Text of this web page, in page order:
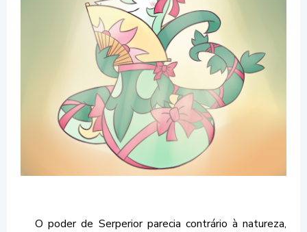
O poder de Serperior parecia contrário à natureza,